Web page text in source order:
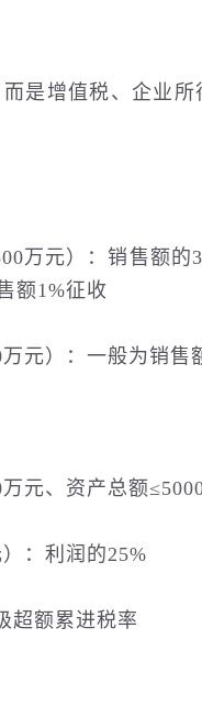
是增值税、企业
万元）：销售额
额1%征收
元）：一般为销售
元、资产总额
：利润的25%
超额累进税率